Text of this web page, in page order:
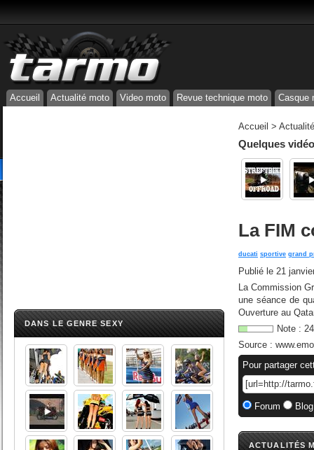
Accueil Actualité moto Video moto Revue technique moto Casque
DANS LE GENRE SEXY
Accueil >
Quelques
La FIM
ducati sportive grand
Publié le 21
La Commission
une séance de
Ouverture au
Note : 24
Source :
Pour partager
Forum
ACTUALITÉS